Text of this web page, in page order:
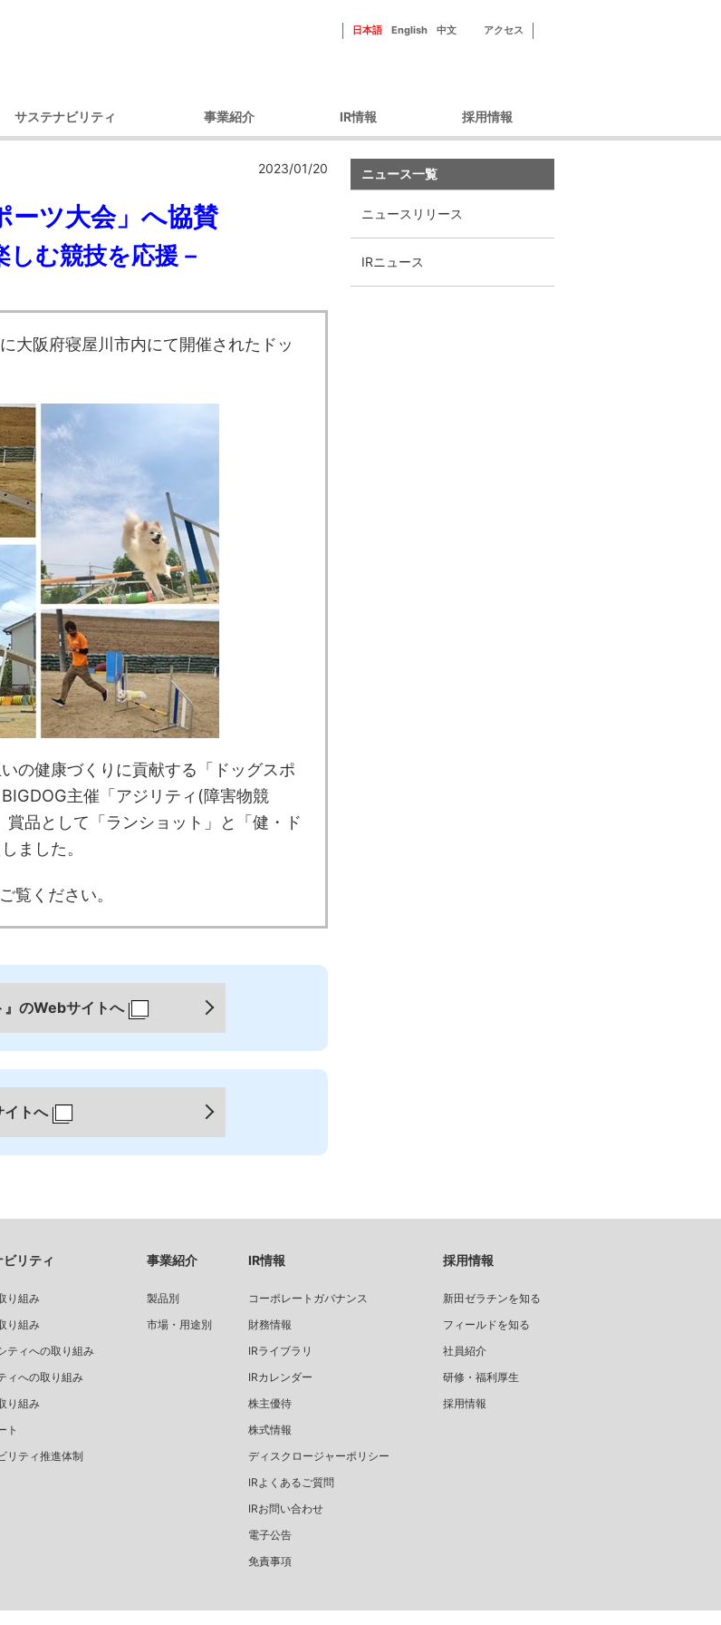
ニュース一覧
ニュースリリース
IRニュース
2023/01/20
ーツ大会」へ協賛
しむ競技を応援－
大阪府寝屋川市内にて開催されたドッ
の健康づくりに貢献する「ドッグスポ
主催「アジリティ(障害物競
品として「ランショット」と「健・ド
ました。
覧ください。
』のWebサイトへ
イトへ
サステナビリティ
ダイバーシティへの取り組み
コミュニティへの取り組み
人権への取り組み
サステナビリティ推進体制
事業紹介 IR情報
IRライブラリ
採用情報
日本語 English 中文 アクセス
リティ
り組み
り組み
ティへの取り組み
ィへの取り組み
り組み
ト
リティ推進体制
事業紹介
製品別
市場・用途別
IR情報
コーポレートガバナンス
財務情報
IRライブラリ
IRカレンダー
株主優待
株式情報
ディスクロージャーポリシー
IRよくあるご質問
IRお問い合わせ
電子公告
免責事項
採用情報
新田ゼラチンを知る
フィールドを知る
社員紹介
研修・福利厚生
採用情報